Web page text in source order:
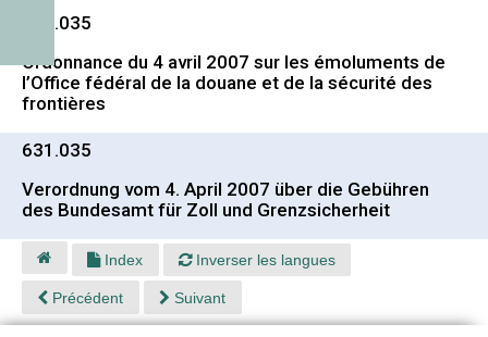
631.035
Ordonnance du 4 avril 2007 sur les émoluments de
l’Office fédéral de la douane et de la sécurité des
frontières
631.035
Verordnung vom 4. April 2007 über die Gebühren
des Bundesamt für Zoll und Grenzsicherheit
Index Inverser les langues
Précédent Suivant